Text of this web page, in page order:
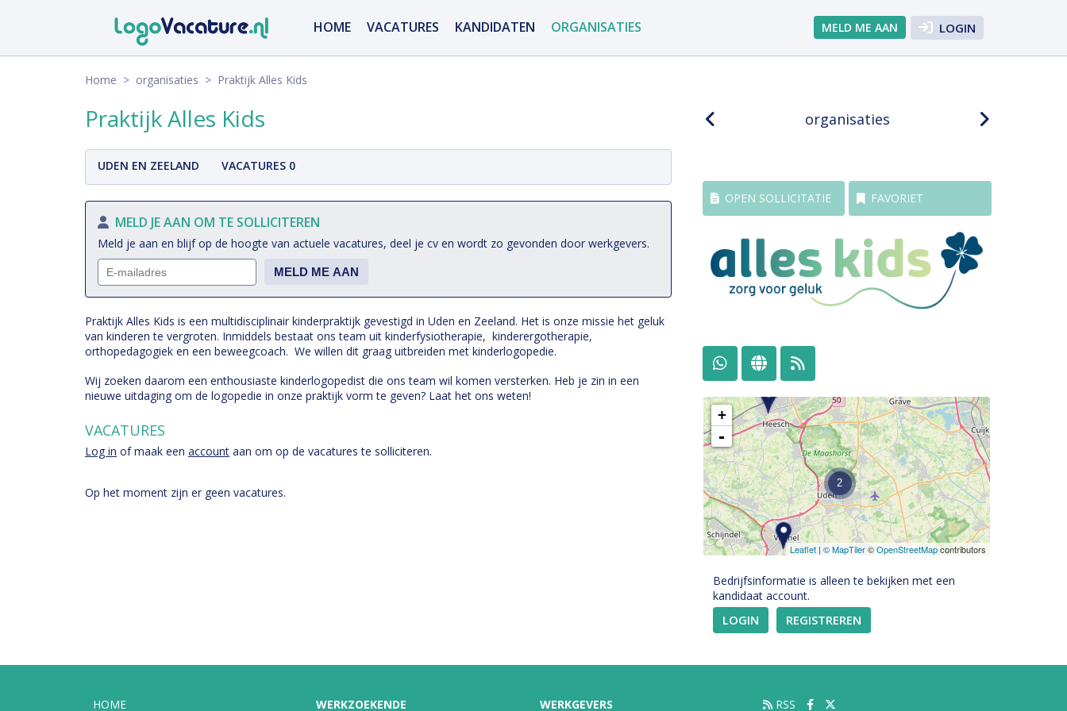
HOME VACATURES KANDIDATEN ORGANISATIES LOGIN
MELD ME AAN
Home > organisaties > Praktijk Alles Kids
Praktijk Alles Kids
UDEN EN ZEELAND VACATURES 0
MELD JE AAN OM TE SOLLICITEREN
Meld je aan en blijf op de hoogte van actuele vacatures, deel je cv en wordt zo gevonden door werkgevers.
Praktijk Alles Kids is een multidisciplinair kinderpraktijk gevestigd in Uden en Zeeland. Het is onze missie het geluk
van kinderen te vergroten. Inmiddels bestaat ons team uit kinderfysiotherapie, kinderergotherapie,
orthopedagogiek en een beweegcoach. We willen dit graag uitbreiden met kinderlogopedie.
Wij zoeken daarom een enthousiaste kinderlogopedist die ons team wil komen versterken. Heb je zin in een
nieuwe uitdaging om de logopedie in onze praktijk vorm te geven? Laat het ons weten!
VACATURES
Log in of maak een account aan om op de vacatures te solliciteren.
Op het moment zijn er geen vacatures.
organisaties
OPEN SOLLICITATIE FAVORIET
2
+
-
Leaflet | © MapTiler©OpenStreetMapcontributors
Bedrijfsinformatie is alleen te bekijken met een
kandidaat account.
LOGIN REGISTREREN
HOME WERKZOEKENDE WERKGEVERS RSS